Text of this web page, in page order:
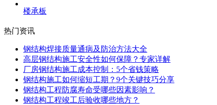
楼承板
热门资讯
钢结构焊接质量通病及防治方法大全
高层钢结构施工安全性如何保障？专家详解
厂房钢结构施工成本控制：5个省钱策略
钢结构施工如何缩短工期？9个关键技巧分享
钢结构工程防腐寿命受哪些因素影响？
钢结构工程竣工后验收哪些地方？